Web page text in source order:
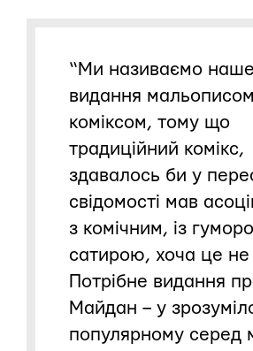
“Ми називаємо наше
видання
коміксом, тому що
традиційний комікс,
здавалось би у
свідомості мав
з комічним, із
сатирою, хоча це не
Потрібне видання
Майдан – у
популярному серед